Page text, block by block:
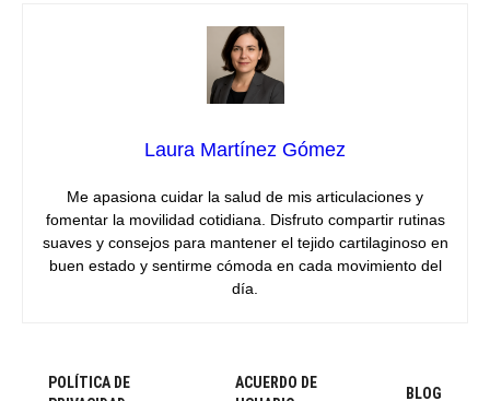
Laura Martínez Gómez
Me apasiona cuidar la salud de mis articulaciones y
fomentar la movilidad cotidiana. Disfruto compartir rutinas
suaves y consejos para mantener el tejido cartilaginoso en
buen estado y sentirme cómoda en cada movimiento del
día.
POLÍTICA DE
ACUERDO DE
BLOG